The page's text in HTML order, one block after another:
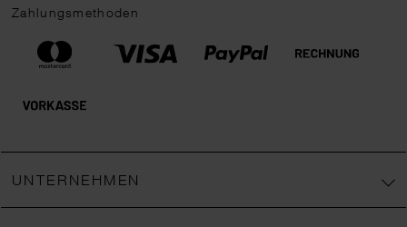
Zahlungsmethoden
UNTERNEHMEN